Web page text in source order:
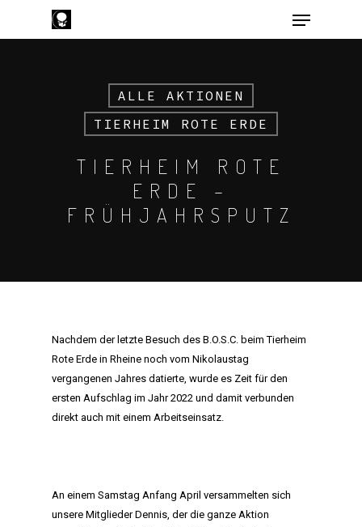
Hit enter to search or ESC to close
ALLE AKTIONEN
TIERHEIM ROTE ERDE
TIERHEIM ROTE
ERDE –
FRÜHJAHRSPUTZ
Nachdem der letzte Besuch des B.O.S.C. beim Tierheim
Rote Erde in Rheine noch vom Nikolaustag
vergangenen Jahres datierte, wurde es Zeit für den
ersten Aufschlag im Jahr 2022 und damit verbunden
direkt auch mit einem Arbeitseinsatz.
An einem Samstag Anfang April versammelten sich
unsere Mitglieder Dennis, der die ganze Aktion